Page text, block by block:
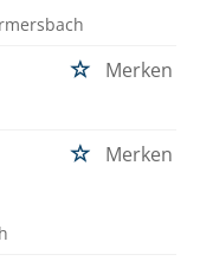
Merken
Merken